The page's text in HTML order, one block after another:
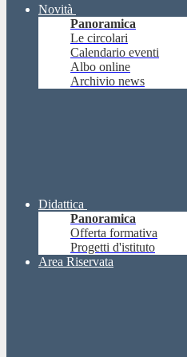
Novità
Panoramica
Le circolari
Calendario eventi
Albo online
Archivio news
Didattica
Panoramica
Offerta formativa
Progetti d'istituto
Area Riservata